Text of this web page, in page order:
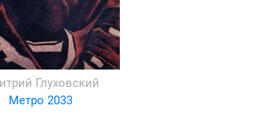
Глуховский
Метро 2033